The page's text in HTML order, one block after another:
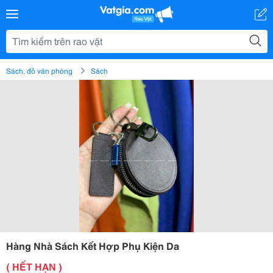
Sách, đồ văn phòng Sách
Hàng Nhà Sách Kết Hợp Phụ Kiện Da
( HẾT HẠN )